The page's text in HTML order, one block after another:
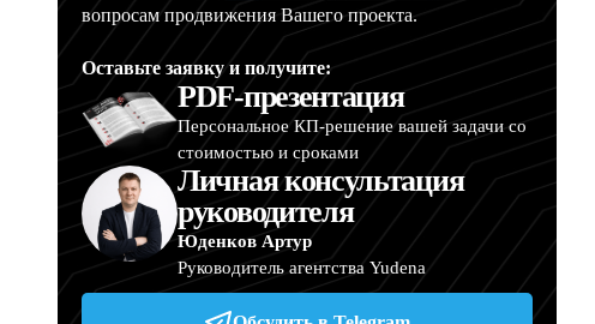
вопросам продвижения Вашего проекта.
Оставьте заявку и получите:
PDF-презентация
Персональное КП-решение вашей задачи со
стоимостью и сроками
Личная консультация
руководителя
Юденков Артур
Руководитель агентства Yudena